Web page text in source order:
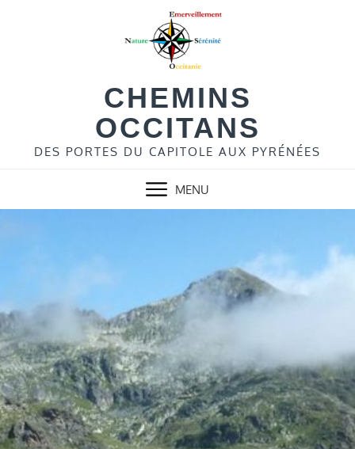
CHEMINS
OCCITANS
DES PORTES DU CAPITOLE AUX PYRÉNÉES
MENU